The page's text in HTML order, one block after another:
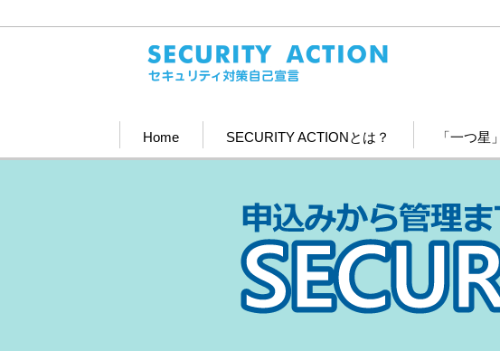
Home SECURITY ACTIONとは？ 「一つ星